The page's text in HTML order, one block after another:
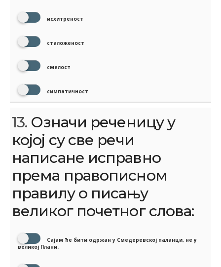
исхитреност
сталоженост
смелост
симпатичност
13. Означи реченицу у
којој су све речи
написане исправно
према правописном
правилу о писању
великог почетног слова:
Сајам ће бити одржан у Смедеревској паланци, не у
великој Плани.